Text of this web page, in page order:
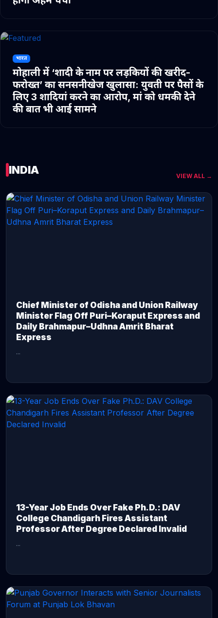
भारत
मोहाली में ‘शादी के नाम पर लड़कियों की खरीद-
फरोख्त’ का सनसनीखेज खुलासा: युवती पर पैसों के
लिए 3 शादियां करने का आरोप, मां को धमकी देने
की बात भी आई सामने
INDIA VIEW ALL →
Chief Minister of Odisha and Union Railway
Minister Flag Off Puri–Koraput Express and
Daily Brahmapur–Udhna Amrit Bharat
Express
...
13-Year Job Ends Over Fake Ph.D.: DAV
College Chandigarh Fires Assistant
Professor After Degree Declared Invalid
...